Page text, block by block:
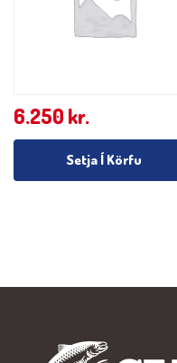
6.250 kr.
Setja Í Körfu